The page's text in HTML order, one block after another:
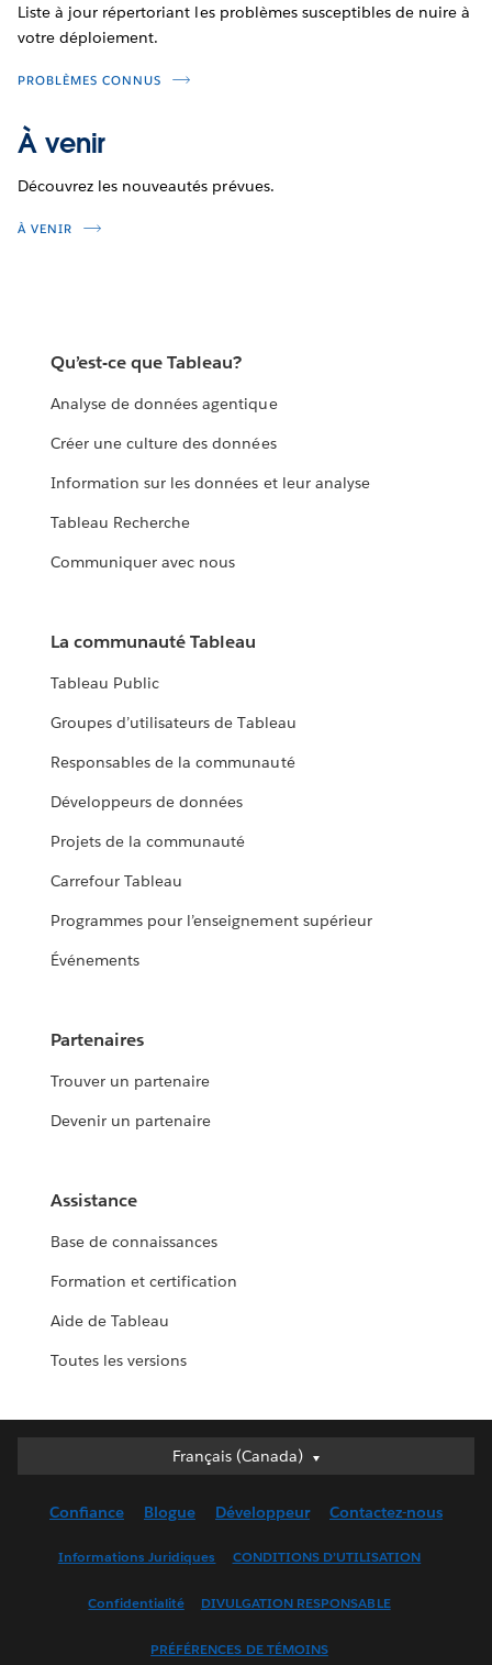
Liste à jour répertoriant les problèmes susceptibles de nuire à
votre déploiement.
PROBLÈMES CONNUS
À venir
Découvrez les nouveautés prévues.
À VENIR
Qu’est-ce que Tableau?
Analyse de données agentique
Créer une culture des données
Information sur les données et leur analyse
Tableau Recherche
Communiquer avec nous
La communauté Tableau
Tableau Public
Groupes d’utilisateurs de Tableau
Responsables de la communauté
Développeurs de données
Projets de la communauté
Carrefour Tableau
Programmes pour l’enseignement supérieur
Événements
Partenaires
Trouver un partenaire
Devenir un partenaire
Assistance
Base de connaissances
Formation et certification
Aide de Tableau
Toutes les versions
Français (Canada)
Français (Canada)
English (UK)
Français (France)
Confiance Blogue Développeur Contactez-nous
Informations Juridiques CONDITIONS D’UTILISATION
Confidentialité DIVULGATION RESPONSABLE
PRÉFÉRENCES DE TÉMOINS